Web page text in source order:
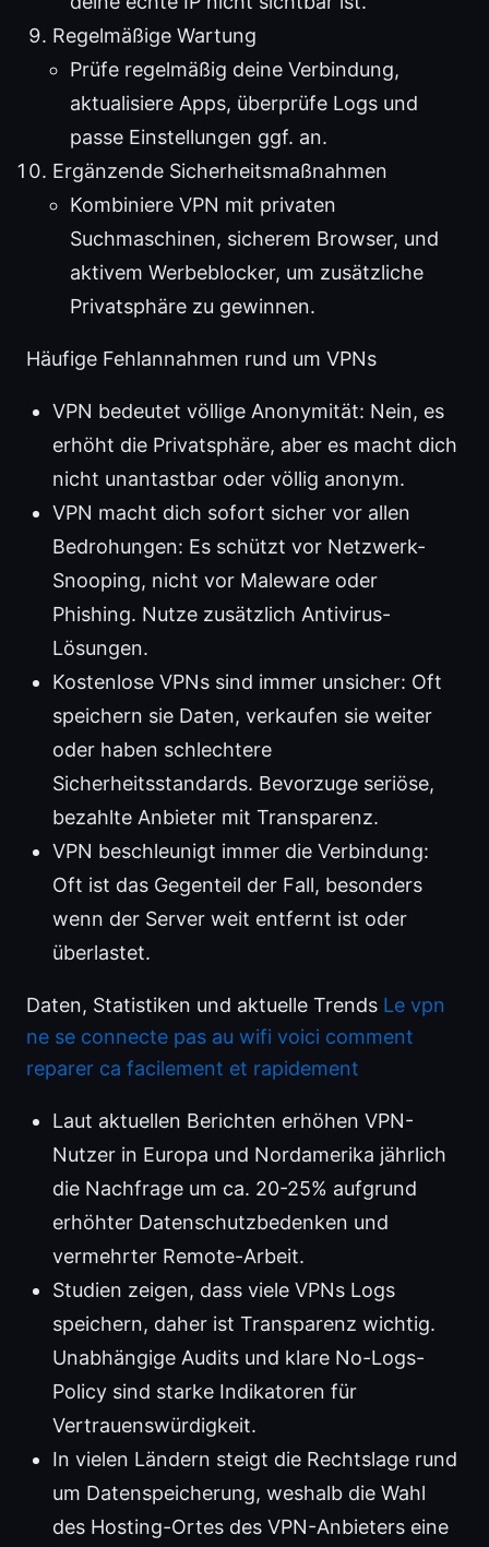
Regelmäßige Wartung
Prüfe regelmäßig deine Verbindung,
aktualisiere Apps, überprüfe Logs und
passe Einstellungen ggf. an.
Ergänzende Sicherheitsmaßnahmen
Kombiniere VPN mit privaten
Suchmaschinen, sicherem Browser, und
aktivem Werbeblocker, um zusätzliche
Privatsphäre zu gewinnen.
Häufige Fehlannahmen rund um VPNs
VPN bedeutet völlige Anonymität: Nein, es
erhöht die Privatsphäre, aber es macht dich
nicht unantastbar oder völlig anonym.
VPN macht dich sofort sicher vor allen
Bedrohungen: Es schützt vor Netzwerk-
Snooping, nicht vor Maleware oder
Phishing. Nutze zusätzlich Antivirus-
Lösungen.
Kostenlose VPNs sind immer unsicher: Oft
speichern sie Daten, verkaufen sie weiter
oder haben schlechtere
Sicherheitsstandards. Bevorzuge seriöse,
bezahlte Anbieter mit Transparenz.
VPN beschleunigt immer die Verbindung:
Oft ist das Gegenteil der Fall, besonders
wenn der Server weit entfernt ist oder
überlastet.
Daten, Statistiken und aktuelle Trends Le vpn
ne se connecte pas au wifi voici comment
reparer ca facilement et rapidement
Laut aktuellen Berichten erhöhen VPN-
Nutzer in Europa und Nordamerika jährlich
die Nachfrage um ca. 20-25% aufgrund
erhöhter Datenschutzbedenken und
vermehrter Remote-Arbeit.
Studien zeigen, dass viele VPNs Logs
speichern, daher ist Transparenz wichtig.
Unabhängige Audits und klare No-Logs-
Policy sind starke Indikatoren für
Vertrauenswürdigkeit.
In vielen Ländern steigt die Rechtslage rund
um Datenspeicherung, weshalb die Wahl
des Hosting-Ortes des VPN-Anbieters eine